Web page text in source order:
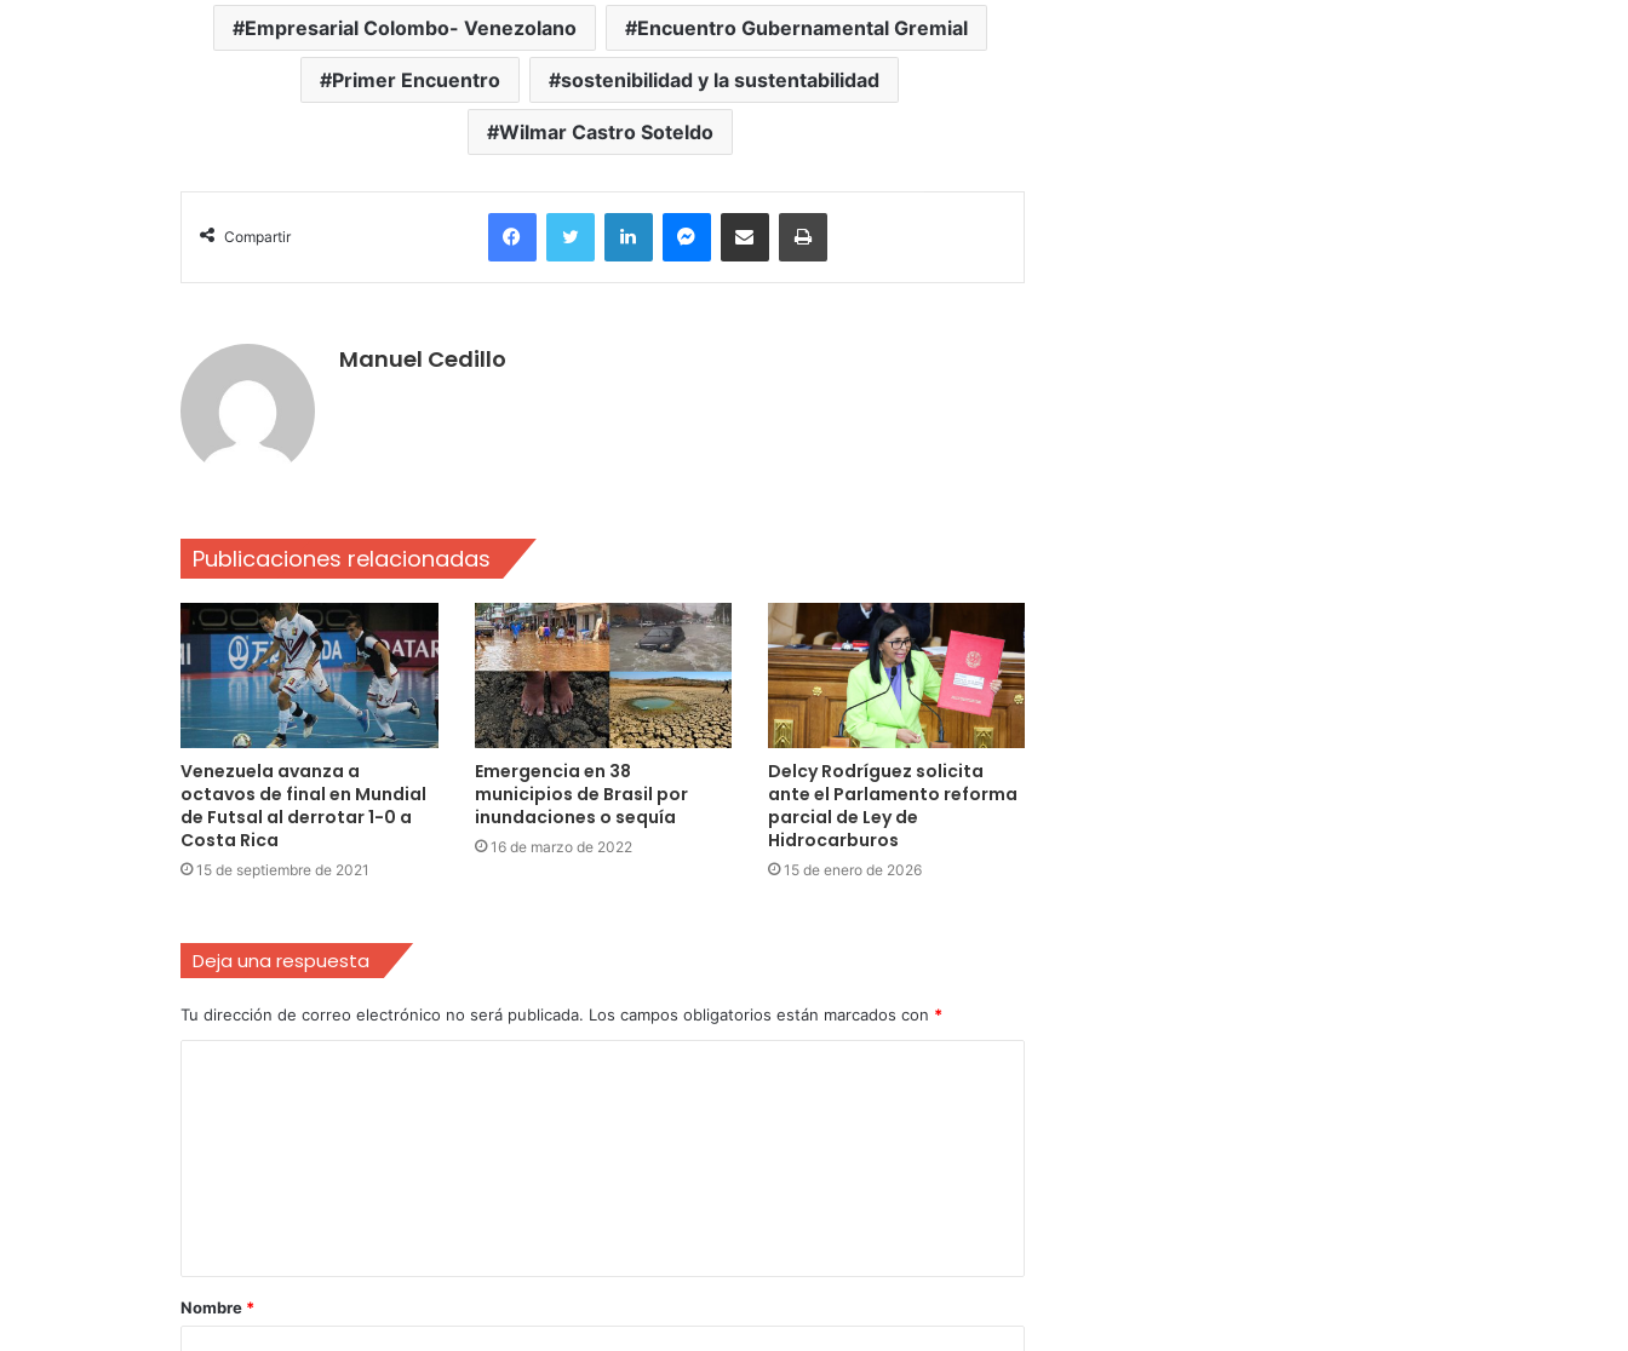
Empresarial Colombo- Venezolano Encuentro Gubernamental Gremial
Primer Encuentro sostenibilidad y la sustentabilidad
Wilmar Castro Soteldo
Compartir
FacebookTwitter LinkedInMessengerCompartir por correo electrónicoImprimir
Manuel Cedillo
Publicaciones relacionadas
Venezuela avanza a
octavos de final en Mundial
de Futsal al derrotar 1-0 a
Costa Rica
15 de septiembre de 2021
Emergencia en 38
municipios de Brasil por
inundaciones o sequía
16 de marzo de 2022
Delcy Rodríguez solicita
ante el Parlamento reforma
parcial de Ley de
Hidrocarburos
15 de enero de 2026
Deja una respuesta
Tu dirección de correo electrónico no será publicada. Los campos obligatorios están marcados con *
Nombre *